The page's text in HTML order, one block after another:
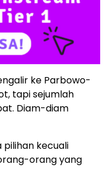
ke Parbowo-
tapi sejumlah
Diam-diam
pilihan kecuali
orang yang